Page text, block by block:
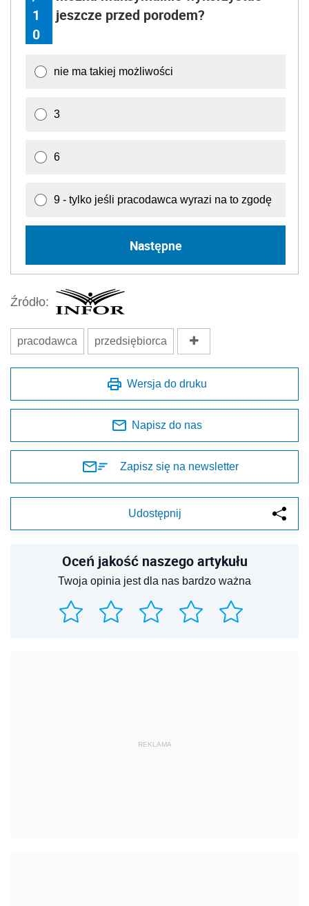
1
0
jeszcze przed porodem?
nie ma takiej możliwości
3
6
9 - tylko jeśli pracodawca wyrazi na to zgodę
Następne
Źródło:
pracodawca przedsiębiorca
Wersja do druku
Napisz do nas
Zapisz się na newsletter
Udostępnij
Oceń jakość naszego artykułu
Twoja opinia jest dla nas bardzo ważna
REKLAMA